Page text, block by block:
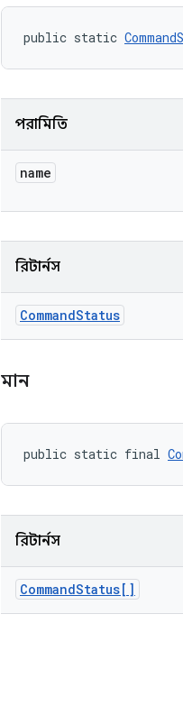
public static
পরামিতি
name
রিটার্নস
CommandStatus
মান
public static final
রিটার্নস
CommandStatus[]